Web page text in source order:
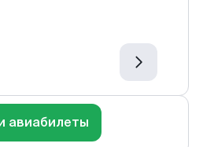
авиабилеты